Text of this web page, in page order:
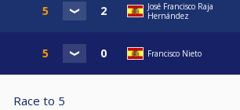
José Francisco Raja
Hernández
Francisco Nieto
Race to 5